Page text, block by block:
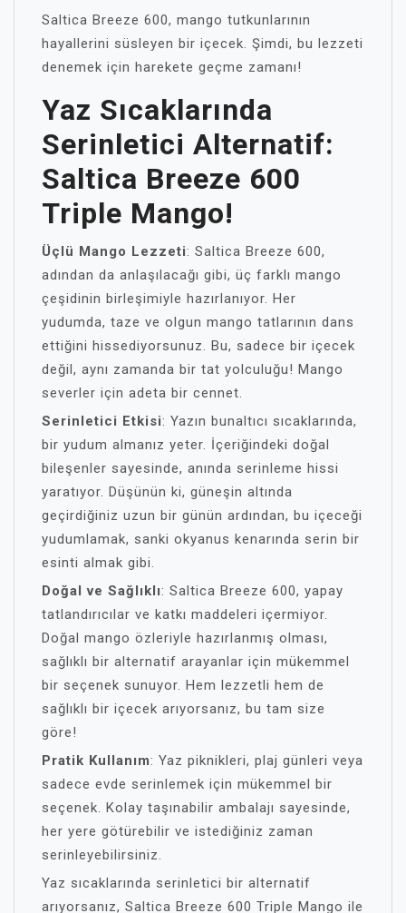
Saltica Breeze 600, mango tutkunlarının
hayallerini süsleyen bir içecek. Şimdi, bu lezzeti
denemek için harekete geçme zamanı!
Yaz Sıcaklarında
Serinletici Alternatif:
Saltica Breeze 600
Triple Mango!
Üçlü Mango Lezzeti: Saltica Breeze 600,
adından da anlaşılacağı gibi, üç farklı mango
çeşidinin birleşimiyle hazırlanıyor. Her
yudumda, taze ve olgun mango tatlarının dans
ettiğini hissediyorsunuz. Bu, sadece bir içecek
değil, aynı zamanda bir tat yolculuğu! Mango
severler için adeta bir cennet.
Serinletici Etkisi: Yazın bunaltıcı sıcaklarında,
bir yudum almanız yeter. İçeriğindeki doğal
bileşenler sayesinde, anında serinleme hissi
yaratıyor. Düşünün ki, güneşin altında
geçirdiğiniz uzun bir günün ardından, bu içeceği
yudumlamak, sanki okyanus kenarında serin bir
esinti almak gibi.
Doğal ve Sağlıklı: Saltica Breeze 600, yapay
tatlandırıcılar ve katkı maddeleri içermiyor.
Doğal mango özleriyle hazırlanmış olması,
sağlıklı bir alternatif arayanlar için mükemmel
bir seçenek sunuyor. Hem lezzetli hem de
sağlıklı bir içecek arıyorsanız, bu tam size
göre!
Pratik Kullanım: Yaz piknikleri, plaj günleri veya
sadece evde serinlemek için mükemmel bir
seçenek. Kolay taşınabilir ambalajı sayesinde,
her yere götürebilir ve istediğiniz zaman
serinleyebilirsiniz.
Yaz sıcaklarında serinletici bir alternatif
arıyorsanız, Saltica Breeze 600 Triple Mango ile